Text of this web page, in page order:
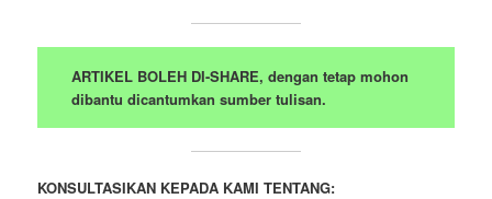
ARTIKEL BOLEH DI-SHARE, dengan tetap mohon
dibantu dicantumkan sumber tulisan.
KONSULTASIKAN KEPADA KAMI TENTANG: